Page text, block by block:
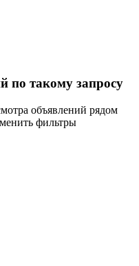
по такому запросу
объявлений рядом
фильтры